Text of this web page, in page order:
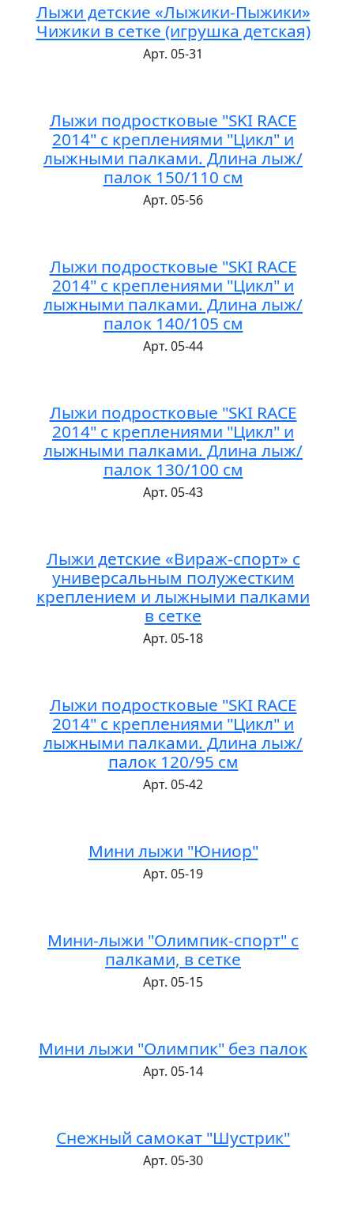
Лыжи детские «Лыжики-Пыжики»
Чижики в сетке (игрушка детская)
Арт. 05-31
Лыжи подростковые "SKI RACE
2014" с креплениями "Цикл" и
лыжными палками. Длина лыж/
палок 150/110 см
Арт. 05-56
Лыжи подростковые "SKI RACE
2014" с креплениями "Цикл" и
лыжными палками. Длина лыж/
палок 140/105 см
Арт. 05-44
Лыжи подростковые "SKI RACE
2014" с креплениями "Цикл" и
лыжными палками. Длина лыж/
палок 130/100 см
Арт. 05-43
Лыжи детские «Вираж-спорт» с
универсальным полужестким
креплением и лыжными палками
в сетке
Арт. 05-18
Лыжи подростковые "SKI RACE
2014" с креплениями "Цикл" и
лыжными палками. Длина лыж/
палок 120/95 см
Арт. 05-42
Мини лыжи "Юниор"
Арт. 05-19
Мини-лыжи "Олимпик-спорт" с
палками, в сетке
Арт. 05-15
Мини лыжи "Олимпик" без палок
Арт. 05-14
Снежный самокат "Шустрик"
Арт. 05-30